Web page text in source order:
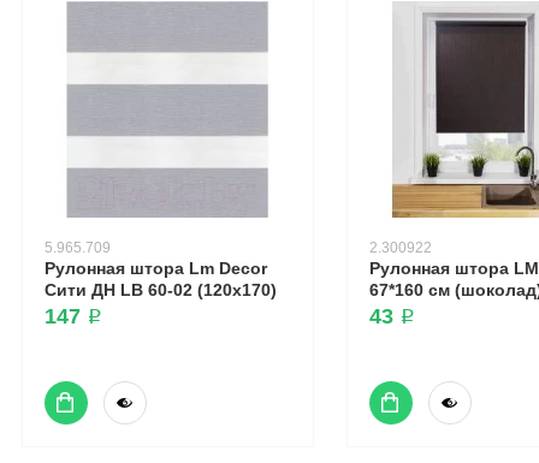
5.965.709
Рулонная штора Lm Decor
Сити ДН LB 60-02 (120x170)
147 ₽
2.300922
Рулонная штора
67*160 см
43 ₽